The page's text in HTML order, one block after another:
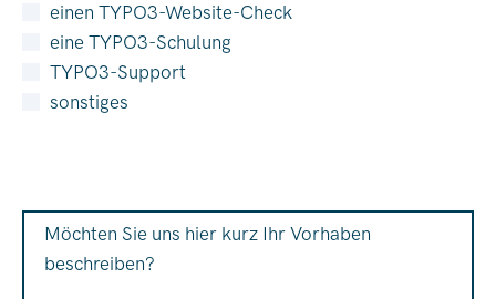
einen TYPO3-Website-Check
eine TYPO3-Schulung
TYPO3-Support
sonstiges
Möchten Sie uns hier kurz Ihr Vorhaben
beschreiben?